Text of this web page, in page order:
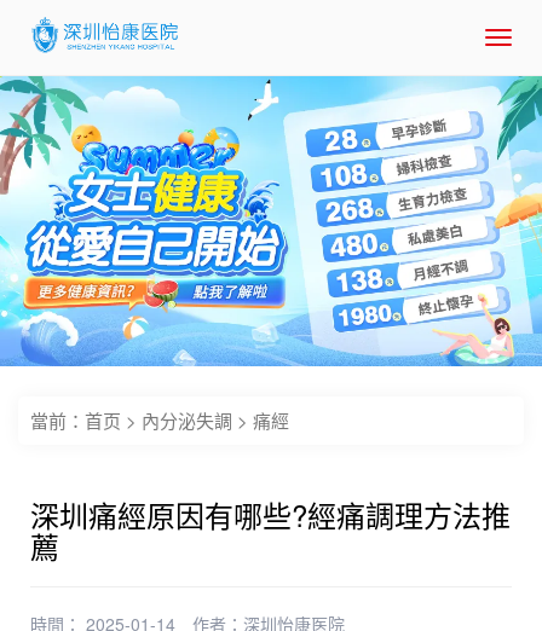
當前： 首页 > 內分泌失調 > 痛經
深圳痛經原因有哪些?經痛調理方法推
薦
時間： 2025-01-14 作者： 深圳怡康医院